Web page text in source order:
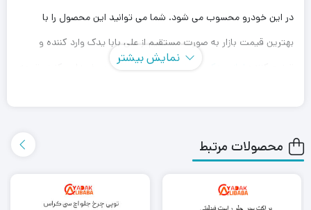
در این خودرو محسوب می شود. شما می توانید این محصول را با
بهترین قیمت بازار به صورت مستقیم از علی بابا یدک وارد کننده و
، با بهترین قیمت خریداری کنید. توجه
همچنین می توانید علاوه بر خرید
خرید این محصول با کارشناسان فروش ما تماس بگیرید.
نمایش بیشتر
محصولات مرتبط